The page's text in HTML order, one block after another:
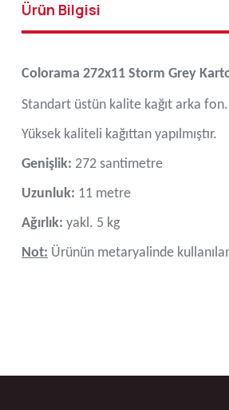
Ürün Bilgisi
Colorama 272x11 Storm Grey
Standart üstün kalite kağıt arka fon.
Yüksek kaliteli kağıttan yapılmıştır.
Genişlik: 272 santimetre
Uzunluk: 11 metre
Ağırlık: yakl. 5 kg
Not: Ürünün metaryalinde